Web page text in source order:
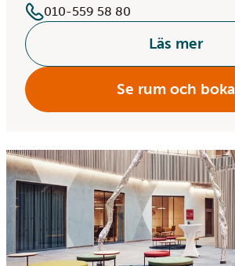
010-559 58 80
Läs mer
Se rum och boka